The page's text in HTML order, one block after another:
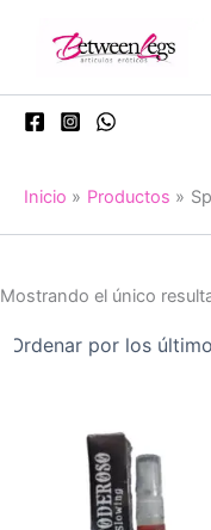
Inicio Productos
Mostrando el único